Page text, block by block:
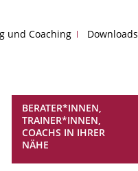
und Coaching Downloads
BERATER*INNEN,
TRAINER*INNEN,
COACHS IN IHRER
NÄHE